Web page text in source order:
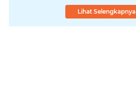
Lihat Selengkapnya